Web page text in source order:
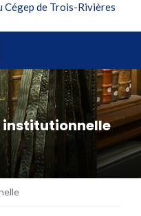
Cégep de Trois-Rivières
institutionnelle